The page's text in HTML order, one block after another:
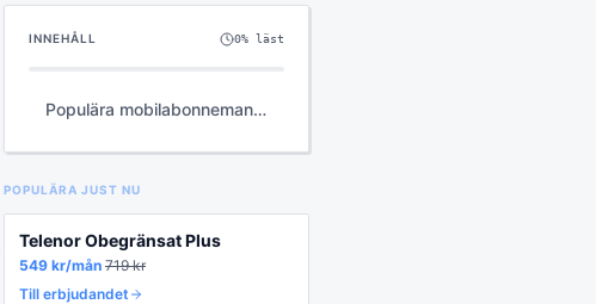
INNEHÅLL 0% läst
Populära mobilabonnemang
POPULÄRA JUST NU
Telenor Obegränsat Plus
549 kr/mån 719kr
Till erbjudandet